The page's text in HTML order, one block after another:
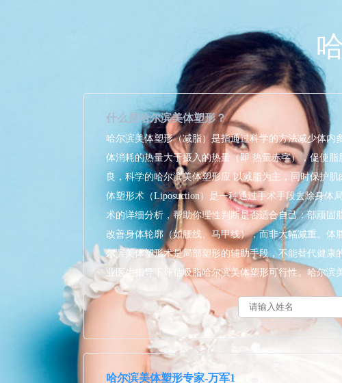
什么是哈尔滨美体塑形？
哈尔滨美体塑形（减脂）是指通过科学的方法减少体
体消耗的热量大于摄入的热量（即 热量赤字），促使
良，科学的哈尔滨美体塑形应 以减脂为主，同时保护
体塑形术（Liposuction）是一种通过手术手段去除身体
术的详细分析，帮助你理性判断是否适合自己：部顽固
改善身体轮廓（如腰线、马甲线），而非大幅减重。
尔滨美体塑形术是局部塑形的辅助手段，不能替代健
业医生指导下评估吸脂哈尔滨美体塑形可行性。哈尔滨
哈尔滨美体塑形专家-万军1